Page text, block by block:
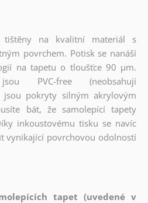
tištěny na kvalitní materiál s
povrchem. Potisk se nanáší
na tapetu o tloušťce 90 µm.
PVC-free (neobsahují
jsou pokryty silným akrylovým
bát, že samolepící tapety
inkoustovému tisku se navíc
vynikající povrchovou odolností
tapet (uvedené v